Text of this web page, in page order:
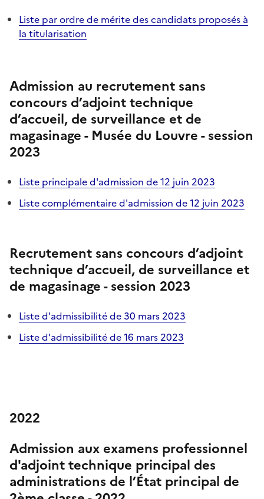
Liste par ordre de mérite des candidats proposés à
la titularisation
Admission au recrutement sans
concours d’adjoint technique
d’accueil, de surveillance et de
magasinage - Musée du Louvre - session
2023
Liste principale d'admission de 12 juin 2023
Liste complémentaire d'admission de 12 juin 2023
Recrutement sans concours d’adjoint
technique d’accueil, de surveillance et
de magasinage - session 2023
Liste d'admissibilité de 30 mars 2023
Liste d'admissibilité de 16 mars 2023
2022
Admission aux examens professionnel
d'adjoint technique principal des
administrations de l’État principal de